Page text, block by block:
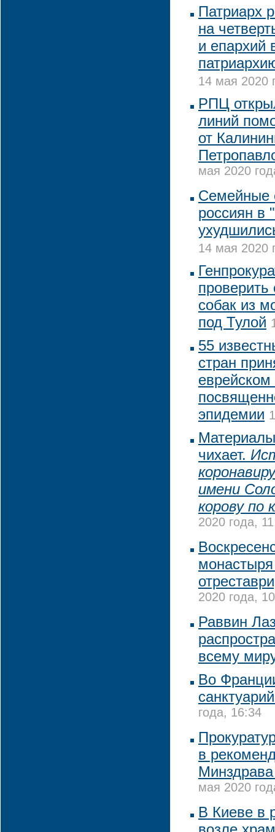
Патриарх
на
и епархий
14 мая 2020
РПЦ
линий
от
мая 2020
Семейные
россиян в
14 мая 2020
проверить
собак из
под Тулой
55
стран
эпидемии
чихает.
имени
корову по
2020 года,
2020 года,
Раввин
всему
Во
года, 16:34
в
мая 2020
В Киеве в